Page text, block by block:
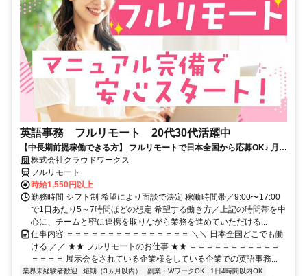
英語事務 フルリモート 20代30代活躍中
【中長期前提稼働できる方】 フルリモートで日本全国から応募OK♪ 月稼
働100時間で安定収入！
株式会社クラウドワークス
フルリモート
時給1,550円以上
勤務時間 シフト制 希望により面談で決定 稼働時間帯／9:00〜17:00
で1日あたり5～7時間ほどの想定 希望する働き方／上記の時間帯を中
心に、チームと密に連携を取りながら業務を進めていただける...
仕事内容 ＝＝＝＝＝＝＝＝＝＝＝＝＝＝＝ ＼＼ 日本全国どこでも働
ける ／／ ★★ フルリモートのお仕事 ★★ ＝＝＝＝＝＝＝＝＝＝＝
＝＝＝＝ 展示会をされている企業様をしている企業での英語事務...
業界未経験者歓迎 短期（3ヵ月以内） 副業・WワークOK
1日4時間以内OK